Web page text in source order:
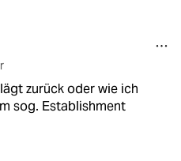
zurück oder wie ich
sog. Establishment